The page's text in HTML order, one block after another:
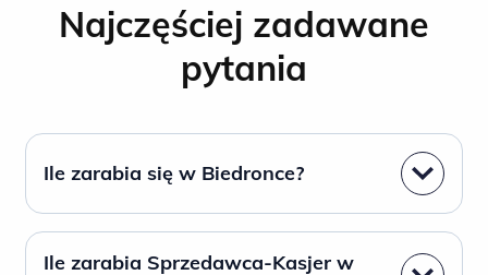
Najczęściej zadawane
pytania
Ile zarabia się w Biedronce?
Ile zarabia Sprzedawca-Kasjer w